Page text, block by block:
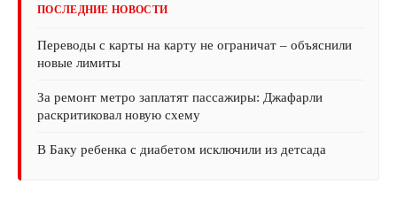
ПОСЛЕДНИЕ НОВОСТИ
Переводы с карты на карту не ограничат – объяснили
новые лимиты
За ремонт метро заплатят пассажиры: Джафарли
раскритиковал новую схему
В Баку ребенка с диабетом исключили из детсада